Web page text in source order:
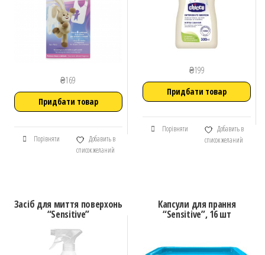
₴169
Придбати товар
Порівняти
Добавить в
список желаний
₴199
Придбати товар
Порівняти
Добавить в
список желаний
Засіб для миття поверхонь
“Sensitive”
Капсули для прання
“Sensitive”, 16 шт